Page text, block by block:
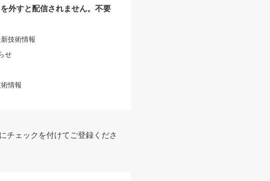
外すと配信されません。不要
技術情報
せ
情報
チェックを付けてご登録くださ